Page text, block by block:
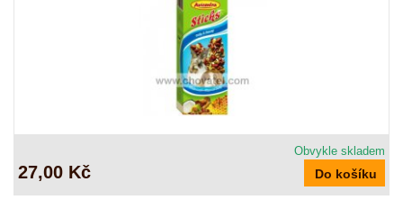
Obvykle skladem
27,00 Kč